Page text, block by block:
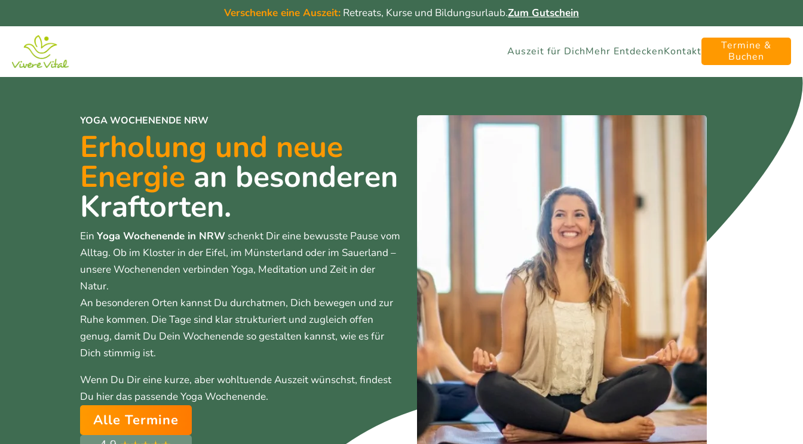
Verschenke eine Auszeit: Retreats, Kurse und Bildungsurlaub.Zum Gutschein
Auszeit für DichMehr EntdeckenKontakt
Termine &
Buchen
YOGA WOCHENENDE NRW
Erholung und neue
Energie an besonderen
Kraftorten.
EinYoga Wochenende in NRW schenkt Dir eine bewusste Pause vom
Alltag. Ob im Kloster in der Eifel, im Münsterland oder im Sauerland –
unsere Wochenenden verbinden Yoga, Meditation und Zeit in der
Natur.
An besonderen Orten kannst Du durchatmen, Dich bewegen und zur
Ruhe kommen. Die Tage sind klar strukturiert und zugleich offen
genug, damit Du Dein Wochenende so gestalten kannst, wie es für
Dich stimmig ist.
Wenn Du Dir eine kurze, aber wohltuende Auszeit wünschst, findest
Du hier das passende Yoga Wochenende.
Alle Termine